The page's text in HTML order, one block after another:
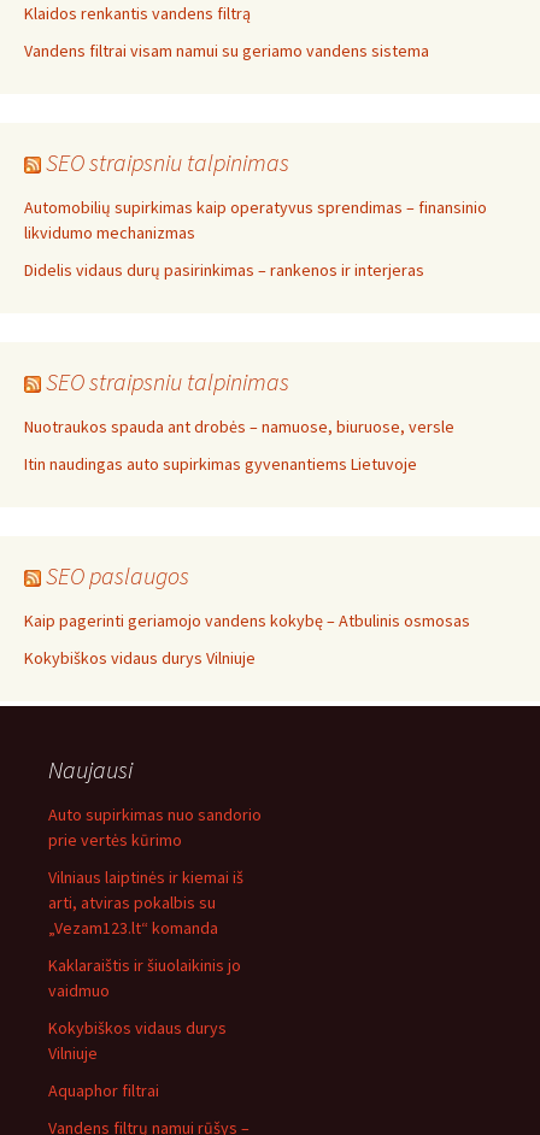
Klaidos renkantis vandens filtrą
Vandens filtrai visam namui su geriamo vandens sistema
SEO straipsniu talpinimas
Automobilių supirkimas kaip operatyvus sprendimas – finansinio
likvidumo mechanizmas
Didelis vidaus durų pasirinkimas – rankenos ir interjeras
SEO straipsniu talpinimas
Nuotraukos spauda ant drobės – namuose, biuruose, versle
Itin naudingas auto supirkimas gyvenantiems Lietuvoje
SEO paslaugos
Kaip pagerinti geriamojo vandens kokybę – Atbulinis osmosas
Kokybiškos vidaus durys Vilniuje
Naujausi
Auto supirkimas nuo sandorio
prie vertės kūrimo
Vilniaus laiptinės ir kiemai iš
arti, atviras pokalbis su
„Vezam123.lt“ komanda
Kaklaraištis ir šiuolaikinis jo
vaidmuo
Kokybiškos vidaus durys
Vilniuje
Aquaphor filtrai
Vandens filtrų namui rūšys –